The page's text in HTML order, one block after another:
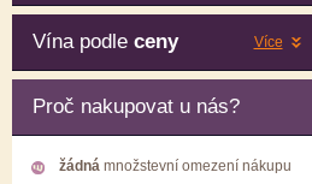
Více
Vína podle ceny
Proč nakupovat u nás?
žádnámnožstevní omezení nákupu